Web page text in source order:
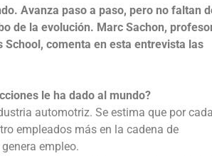
Avanza paso a paso, pero no faltan
de la evolución. Marc Sachon,
School, comenta en esta entrevista las
le ha dado al mundo?
automotriz. Se estima que por cada
empleados más en la cadena de
empleo.